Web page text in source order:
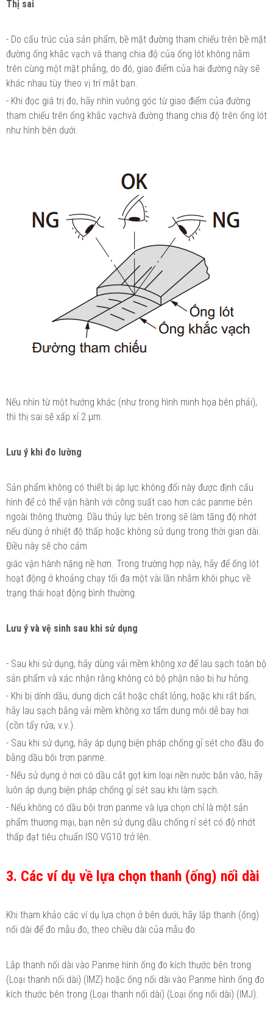
Thị sai
- Do cấu trúc của sản phẩm, bề mặt đường tham chiếu trên bề mặt
đường ống khắc vạch và thang chia độ của ống lót không nằm
trên cùng một mặt phẳng, do đó, giao điểm của hai đường này sẽ
khác nhau tùy theo vị trí mắt bạn.
- Khi đọc giá trị đo, hãy nhìn vuông góc từ giao điểm của đường
tham chiếu trên ống khắc vạchvà đường thang chia độ trên ống lót
như hình bên dưới.
Nếu nhìn từ một hướng khác (như trong hình minh họa bên phải),
thì thị sai sẽ xấp xỉ 2 μm.
Lưu ý khi đo lường
Sản phẩm không có thiết bị áp lực không đổi này được định cấu
hình để có thể vận hành với công suất cao hơn các panme bên
ngoài thông thường. Dầu thủy lực bên trong sẽ làm tăng độ nhớt
nếu dùng ở nhiệt độ thấp hoặc không sử dụng trong thời gian dài.
Điều này sẽ cho cảm
giác vận hành nặng nề hơn. Trong trường hợp này, hãy để ống lót
hoạt động ở khoảng chạy tối đa một vài lần nhằm khôi phục về
trạng thái hoạt động bình thường.
Lưu ý và vệ sinh sau khi sử dụng
- Sau khi sử dụng, hãy dùng vải mềm không xơ để lau sạch toàn bộ
sản phẩm và xác nhận rằng không có bộ phận nào bị hư hỏng.
- Khi bị dính dầu, dung dịch cắt hoặc chất lỏng, hoặc khi rất bẩn,
hãy lau sạch bằng vải mềm không xơ tẩm dung môi dễ bay hơi
(cồn tẩy rửa, v.v.).
- Sau khi sử dụng, hãy áp dụng biện pháp chống gỉ sét cho đầu đo
bằng dầu bôi trơn panme.
- Nếu sử dụng ở nơi có dầu cắt gọt kim loại nền nước bắn vào, hãy
luôn áp dụng biện pháp chống gỉ sét sau khi làm sạch.
- Nếu không có dầu bôi trơn panme và lựa chọn chỉ là một sản
phẩm thương mại, bạn nên sử dụng dầu chống rỉ sét có độ nhớt
thấp đạt tiêu chuẩn ISO VG10 trở lên.
3. Các ví dụ về lựa chọn thanh (ống) nối dài
Khi tham khảo các ví dụ lựa chọn ở bên dưới, hãy lắp thanh (ống)
nối dài để đo mẫu đo, theo chiều dài của mẫu đo.
Lắp thanh nối dài vào Panme hình ống đo kích thước bên trong
(Loại thanh nối dài) (IMZ) hoặc ống nối dài vào Panme hình ống đo
kích thước bên trong (Loại thanh nối dài) (Loại ống nối dài) (IMJ).